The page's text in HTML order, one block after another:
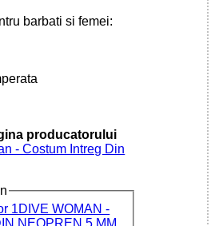
barbati si femei:
producatorului
- Costum Intreg Din